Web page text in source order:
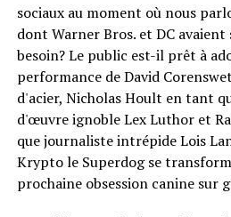
sociaux au moment où nous
dont Warner Bros. et DC avaient
besoin? Le public est-il prêt à
performance de David
d'acier, Nicholas Hoult en tant
d'œuvre ignoble Lex Luthor et
que journaliste intrépide Lois
Krypto le Superdog se
prochaine obsession canine sur